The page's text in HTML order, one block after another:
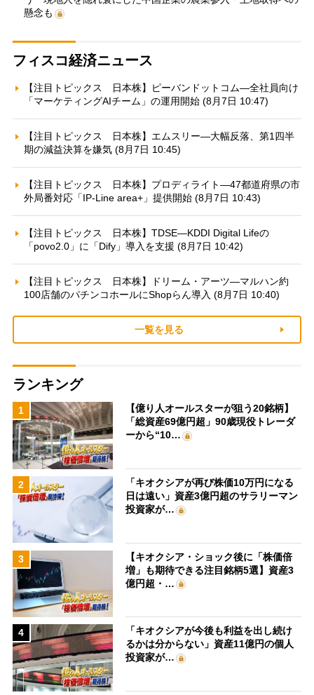
懸念も
フィスコ経済ニュース
【注目トピックス 日本株】ピーバンドットコム—全社員向け
「マーケティングAIチーム」の運用開始 (8月7日 10:47)
【注目トピックス 日本株】エムスリー—大幅反落、第1四半
期の減益決算を嫌気 (8月7日 10:45)
【注目トピックス 日本株】プロディライト—47都道府県の市
外局番対応「IP-Line area+」提供開始 (8月7日 10:43)
【注目トピックス 日本株】TDSE—KDDI Digital Lifeの
「povo2.0」に「Dify」導入を支援 (8月7日 10:42)
【注目トピックス 日本株】ドリーム・アーツ—マルハン約
100店舗のパチンコホールにShopらん導入 (8月7日 10:40)
一覧を見る
ランキング
1
【億り人オールスターが狙う20銘柄】
「総資産69億円超」90歳現役トレーダ
ーから“10…
2
「キオクシアが再び株価10万円になる
日は遠い」資産3億円超のサラリーマン
投資家が…
3
【キオクシア・ショック後に「株価倍
増」も期待できる注目銘柄5選】資産3
億円超・…
4
「キオクシアが今後も利益を出し続け
るかは分からない」資産11億円の個人
投資家が…